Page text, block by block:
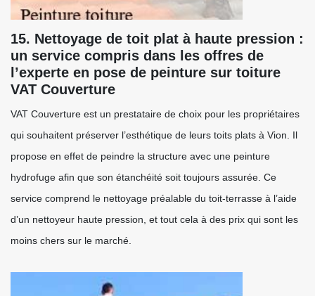
15. Nettoyage de toit plat à haute pression :
un service compris dans les offres de
l’experte en pose de peinture sur toiture
VAT Couverture
VAT Couverture est un prestataire de choix pour les propriétaires
qui souhaitent préserver l’esthétique de leurs toits plats à Vion. Il
propose en effet de peindre la structure avec une peinture
hydrofuge afin que son étanchéité soit toujours assurée. Ce
service comprend le nettoyage préalable du toit-terrasse à l’aide
d’un nettoyeur haute pression, et tout cela à des prix qui sont les
moins chers sur le marché.